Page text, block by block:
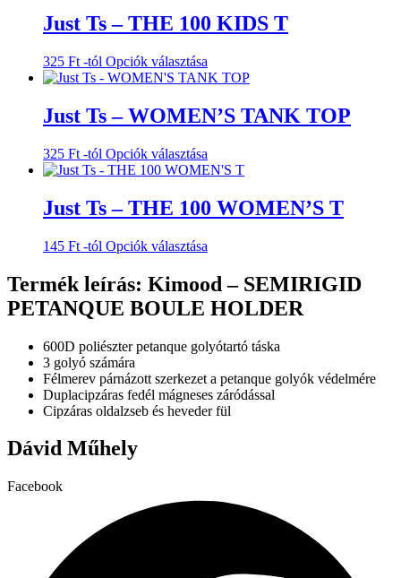
több
variációja
változatok
termékoldalon
választhatók
Just Ts – THE 100 KIDS T
325 Ft -tól Opciók választása
a
több
variációja
A
változatok
termékoldalon
választhatók
Just Ts – WOMEN’S TANK TOP
325 Ft -tól Opciók választása
a
több
variációja
A
a
termékoldalon
választhatók
Just Ts – THE 100 WOMEN’S T
145 Ft -tól Opciók választása
terméknek
több
variációja
A
változatok
a
termékoldalon
választhatók
Termék leírás: Kimood – SEMIRIGID
PETANQUE BOULE HOLDER
600D poliészter petanque golyótartó táska
3 golyó számára
Félmerev párnázott szerkezet a petanque golyók védelmére
Duplacipzáras fedél mágneses záródással
Cipzáras oldalzseb és heveder fül
Dávid Műhely
Facebook